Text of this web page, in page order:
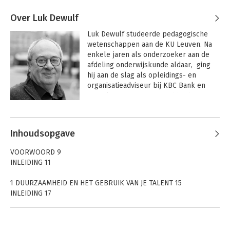
Over Luk Dewulf
Luk Dewulf studeerde pedagogische
wetenschappen aan de KU Leuven. Na
enkele jaren als onderzoeker aan de
afdeling onderwijskunde aldaar,  ging
hij aan de slag als opleidings- en
organisatieadviseur bij KBC Bank en
om mee het adviesbureau Kessels &
Luk is auteur van diverse boeken over
voor mijn talent bereikte in 2024 de 30e
Andere boeken door Luk Dewulf
Inhoudsopgave
VOORWOORD 9
INLEIDING 11
1 DUURZAAMHEID EN HET GEBRUIK VAN JE TALENT 15
INLEIDING 17